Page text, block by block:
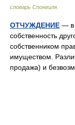
словарь Спонвиля
ОТЧУЖДЕНИЕ — в
собственность
собственником
имуществом.
продажа) и